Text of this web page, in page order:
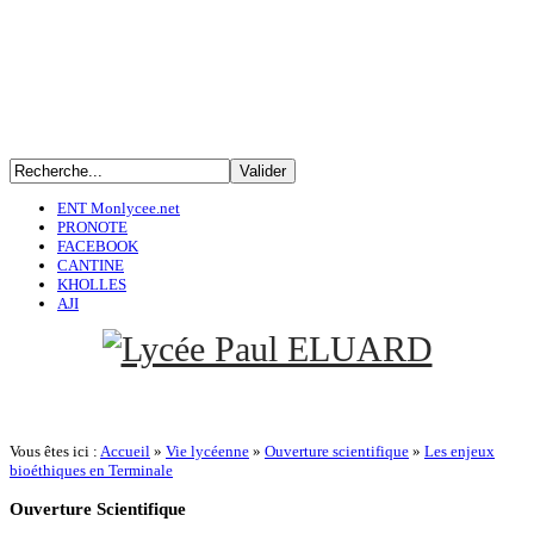
ENT Monlycee.net
PRONOTE
FACEBOOK
CANTINE
KHOLLES
AJI
Vous êtes ici : Accueil » Vie lycéenne » Ouverture scientifique » Les enjeux
bioéthiques en Terminale
Ouverture Scientifique